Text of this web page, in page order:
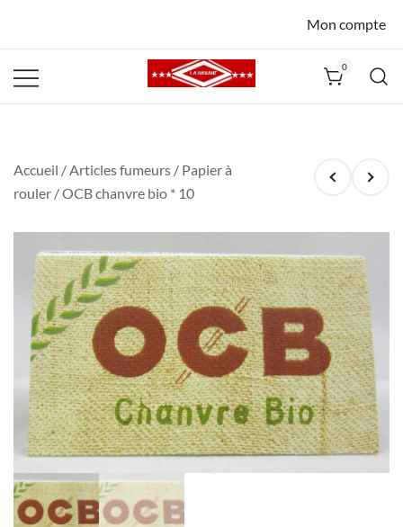
Mon compte
0
Accueil /Articles fumeurs / Papier à
rouler / OCB chanvre bio * 10